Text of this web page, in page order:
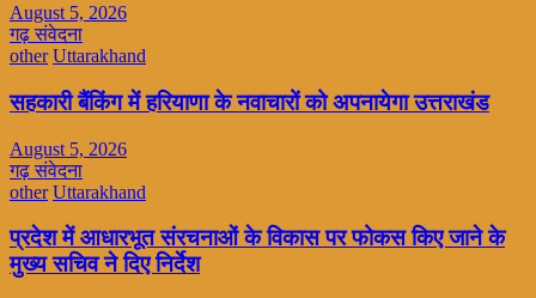
August 5, 2026
गढ़ संवेदना
other Uttarakhand
सहकारी बैंकिंग में हरियाणा के नवाचारों को अपनायेगा उत्तराखंड
August 5, 2026
गढ़ संवेदना
other Uttarakhand
प्रदेश में आधारभूत संरचनाओं के विकास पर फोकस किए जाने के
मुख्य सचिव ने दिए निर्देश